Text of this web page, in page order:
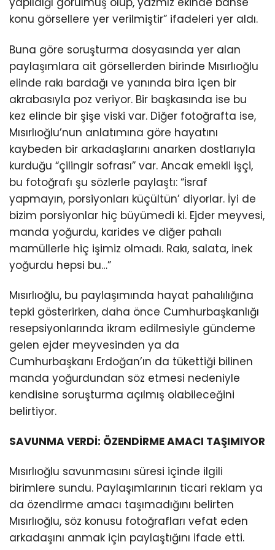
konu görsellere yer verilmiştir” ifadeleri yer aldı.
Buna göre soruşturma dosyasında yer alan
paylaşımlara ait görsellerden birinde Mısırlıoğlu
elinde rakı bardağı ve yanında bira içen bir
akrabasıyla poz veriyor. Bir başkasında ise bu
kez elinde bir şişe viski var. Diğer fotoğrafta ise,
Mısırlıoğlu’nun anlatımına göre hayatını
kaybeden bir arkadaşlarını anarken dostlarıyla
kurduğu “çilingir sofrası” var. Ancak emekli işçi,
bu fotoğrafı şu sözlerle paylaştı: “İsraf
yapmayın, porsiyonları küçültün’ diyorlar. İyi de
bizim porsiyonlar hiç büyümedi ki. Ejder meyvesi,
manda yoğurdu, karides ve diğer pahalı
mamüllerle hiç işimiz olmadı. Rakı, salata, inek
yoğurdu hepsi bu…”
Mısırlıoğlu, bu paylaşımında hayat pahalılığına
tepki gösterirken, daha önce Cumhurbaşkanlığı
resepsiyonlarında ikram edilmesiyle gündeme
gelen ejder meyvesinden ya da
Cumhurbaşkanı Erdoğan’ın da tükettiği bilinen
manda yoğurdundan söz etmesi nedeniyle
kendisine soruşturma açılmış olabileceğini
belirtiyor.
SAVUNMA VERDİ: ÖZENDİRME AMACI TAŞIMIYOR
Mısırlıoğlu savunmasını süresi içinde ilgili
birimlere sundu. Paylaşımlarının ticari reklam ya
da özendirme amacı taşımadığını belirten
Mısırlıoğlu, söz konusu fotoğrafları vefat eden
arkadaşını anmak için paylaştığını ifade etti.